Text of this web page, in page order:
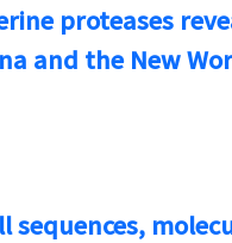
proteases
and the New
sequences,